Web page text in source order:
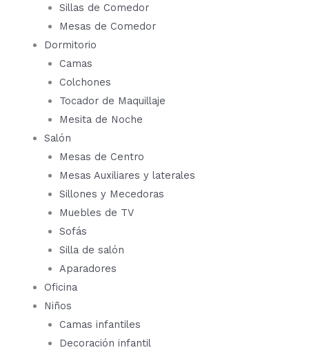
Sillas de Comedor
Mesas de Comedor
Dormitorio
Camas
Colchones
Tocador de Maquillaje
Mesita de Noche
Salón
Mesas de Centro
Mesas Auxiliares y laterales
Sillones y Mecedoras
Muebles de TV
Sofás
Silla de salón
Aparadores
Oficina
Niños
Camas infantiles
Decoración infantil